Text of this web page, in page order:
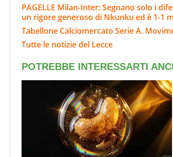
PAGELLE Milan-Inter: Segnano solo i
un rigore generoso di Nkunku ed è 1-1
Tabellone Calciomercato Serie A.
Tutte le notizie del Lecce